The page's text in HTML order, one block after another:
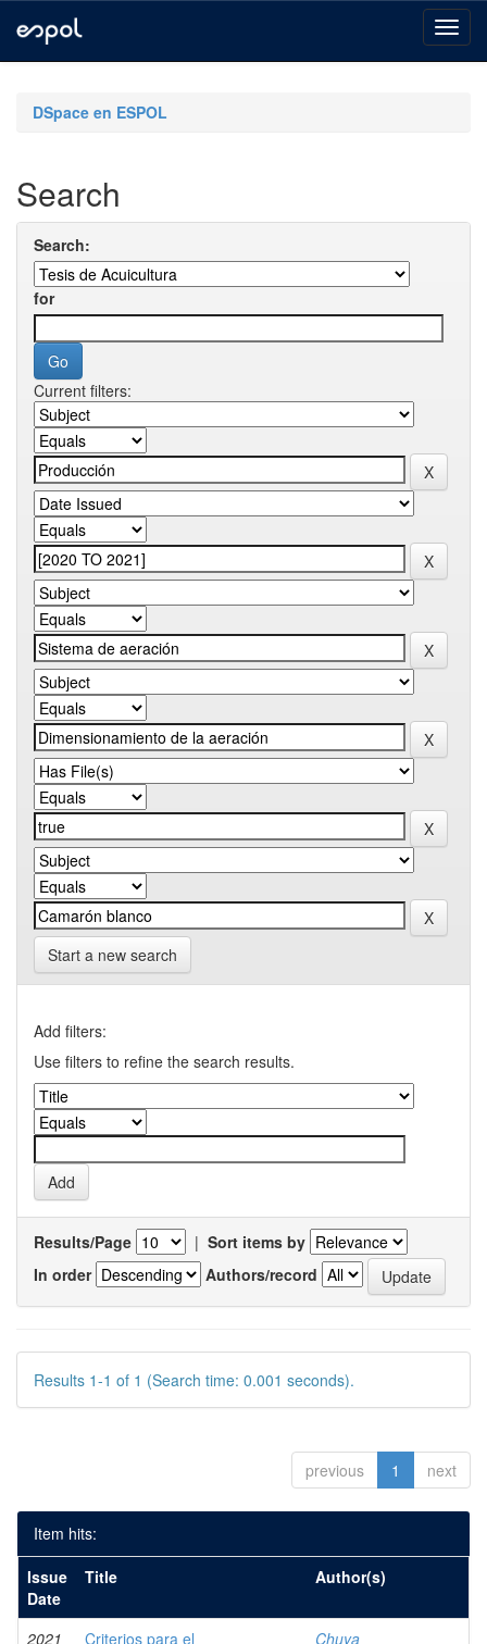
navigationDSpace en ESPOL
Search
Search:
for
Current filters:
Start a new search
Add filters:
Use filters to refine the search results.
Results/Page | Sort items by
In order
Authors/record
Results 1-1 of 1 (Search time: 0.001 seconds).
previous 1 next
Item hits:
Issue
Date
Title Author(s)
2021
Criterios para el
Chuya